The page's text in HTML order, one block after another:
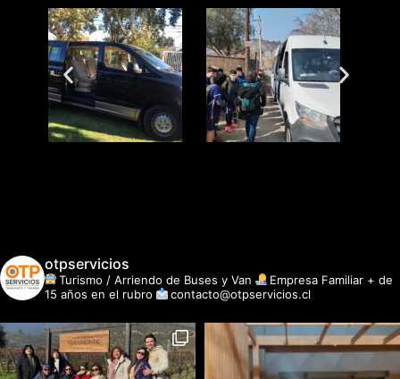
otpservicios
Turismo / Arriendo de Buses y Van
Empresa Familiar + de
15 años en el rubro
contacto@otpservicios.cl